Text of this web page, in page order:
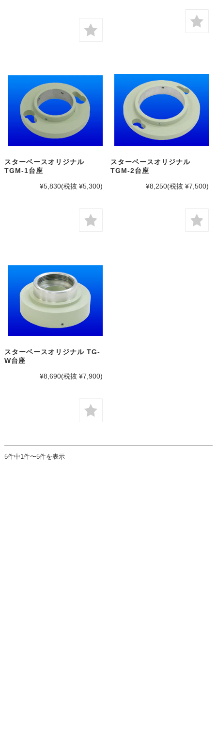
スターベースオリジナル
TGM-1台座
¥5,830(税抜 ¥5,300)
スターベースオリジナル
TGM-2台座
¥8,250(税抜 ¥7,500)
スターベースオリジナル TG-
W台座
¥8,690(税抜 ¥7,900)
5件中1件〜5件を表示